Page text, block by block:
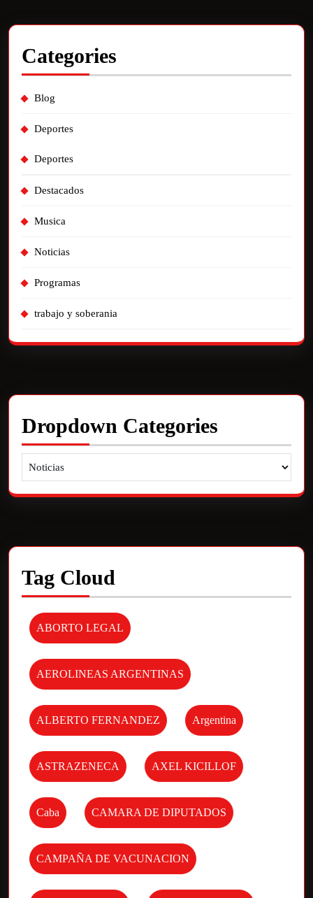
Categories
Blog
Deportes
Deportes
Destacados
Musica
Noticias
Programas
trabajo y soberania
Dropdown Categories
Tag Cloud
ABORTO LEGAL
AEROLINEAS ARGENTINAS
ALBERTO FERNANDEZ Argentina
ASTRAZENECA AXEL KICILLOF
Caba CAMARA DE DIPUTADOS
CAMPAÑA DE VACUNACION